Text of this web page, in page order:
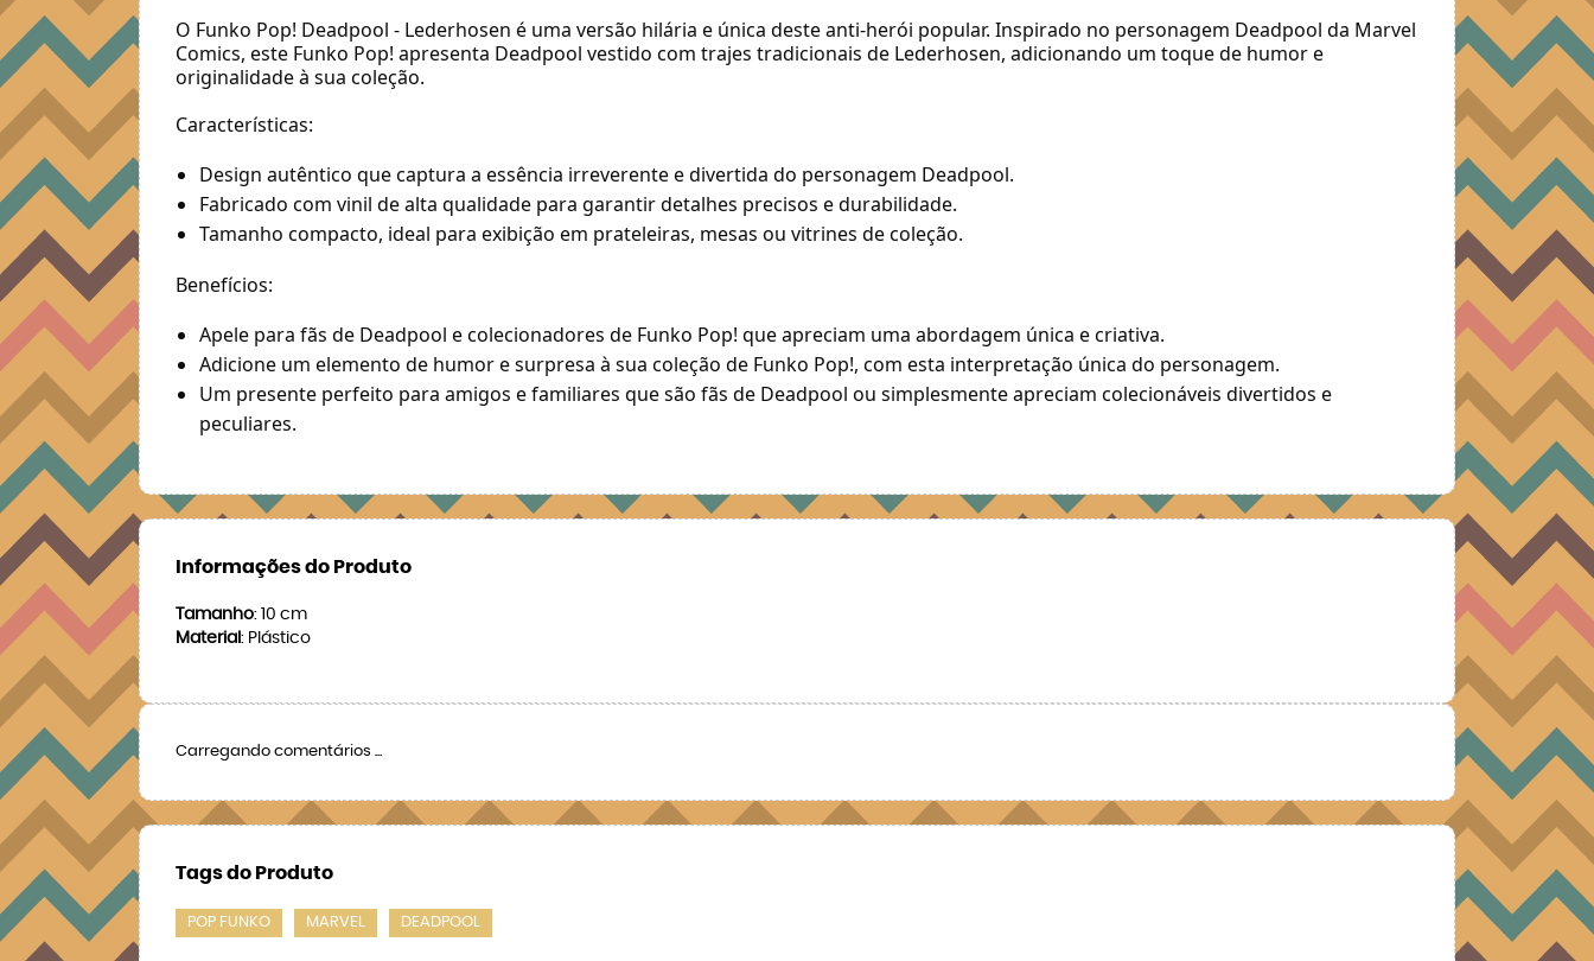
O Funko Pop! Deadpool - Lederhosen é uma versão hilária e única deste anti-herói popular. Inspirado no personagem Deadpool da Marvel
Comics, este Funko Pop! apresenta Deadpool vestido com trajes tradicionais de Lederhosen, adicionando um toque de humor e
originalidade à sua coleção.
Características:
Design autêntico que captura a essência irreverente e divertida do personagem Deadpool.
Fabricado com vinil de alta qualidade para garantir detalhes precisos e durabilidade.
Tamanho compacto, ideal para exibição em prateleiras, mesas ou vitrines de coleção.
Benefícios:
Apele para fãs de Deadpool e colecionadores de Funko Pop! que apreciam uma abordagem única e criativa.
Adicione um elemento de humor e surpresa à sua coleção de Funko Pop!, com esta interpretação única do personagem.
Um presente perfeito para amigos e familiares que são fãs de Deadpool ou simplesmente apreciam colecionáveis divertidos e
peculiares.
Informações do Produto
Tamanho: 10 cm
Material : Plástico
Carregando comentários ...
Tags do Produto
POP FUNKO MARVEL DEADPOOL